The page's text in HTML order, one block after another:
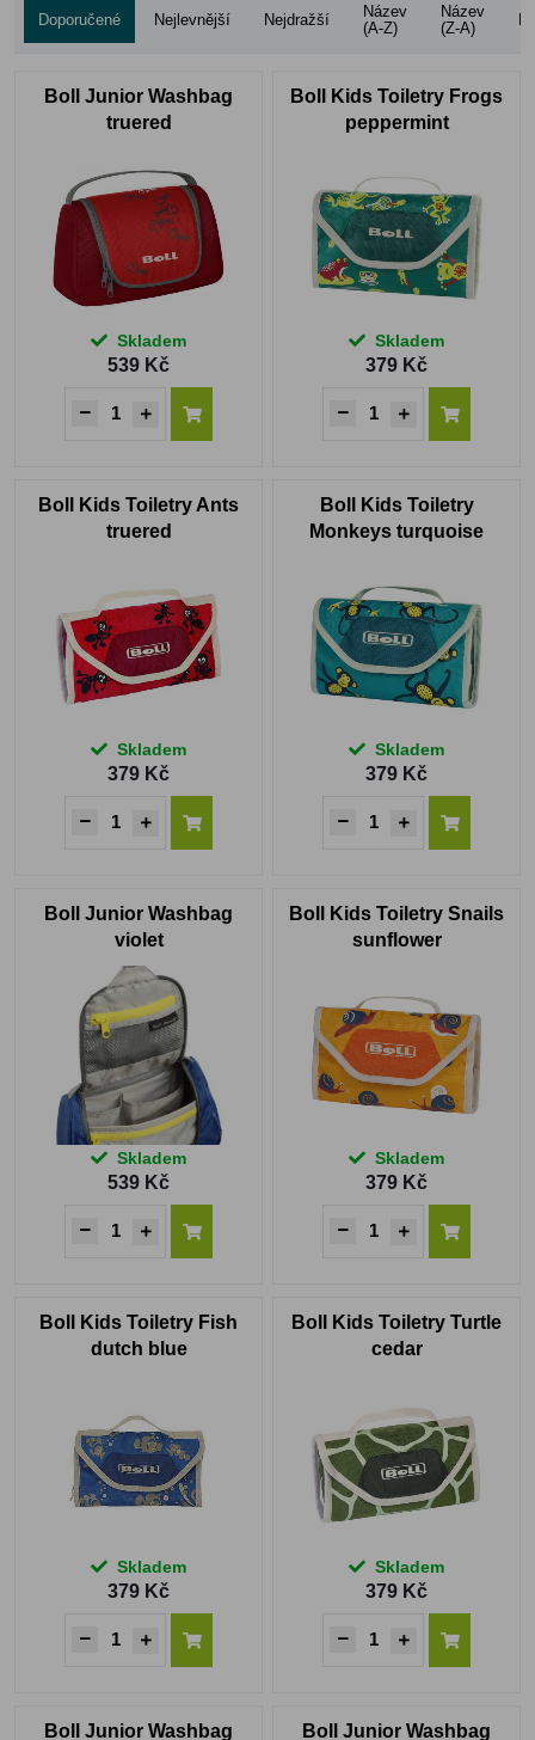
Doporučené Nejlevnější Nejdražší
Název
(A-Z)
Název
(Z-A)
Boll Junior Washbag
truered
Skladem
539 Kč
Boll Kids Toiletry Frogs
peppermint
Skladem
379 Kč
Boll Kids Toiletry Ants
truered
Skladem
379 Kč
Boll Kids Toiletry
Monkeys turquoise
Skladem
379 Kč
Boll Junior Washbag
violet
Skladem
539 Kč
Boll Kids Toiletry Snails
sunflower
Skladem
379 Kč
Boll Kids Toiletry Fish
dutch blue
Skladem
379 Kč
Boll Kids Toiletry Turtle
cedar
Skladem
379 Kč
Boll Junior Washbag Boll Junior Washbag